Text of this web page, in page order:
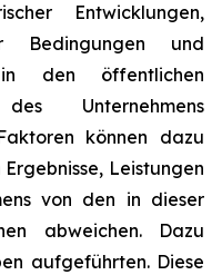
Entwicklungen,
Bedingungen und
den öffentlichen
des Unternehmens
können dazu
Leistungen
von den in dieser
abweichen. Dazu
aufgeführten. Diese